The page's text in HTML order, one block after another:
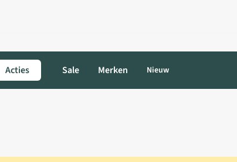
Acties Sale Merken Nieuw